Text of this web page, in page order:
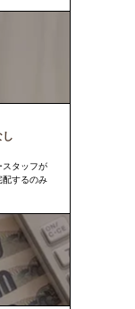
し
スタッフが
配するのみ